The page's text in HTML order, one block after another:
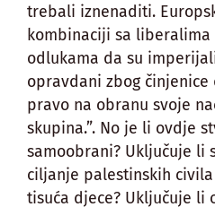
trebali iznenaditi.
kombinaciji sa
odlukama da su
opravdani zbog činjenice
pravo na obranu svoje
skupina.”. No je li ovdje
samoobrani? Uključuje li
ciljanje palestinskih
tisuća djece? Uključuje li